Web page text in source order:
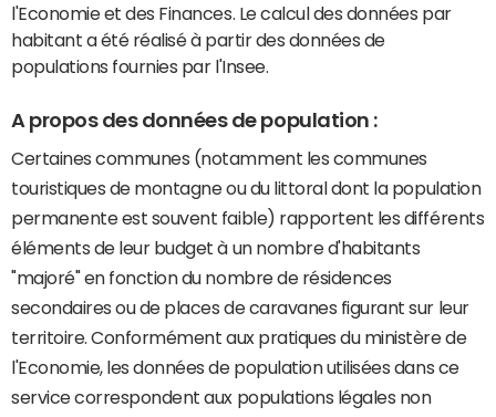
l'Economie et des Finances. Le calcul des données par
habitant a été réalisé à partir des données de
populations fournies par l'Insee.
A propos des données de population :
Certaines communes (notamment les communes
touristiques de montagne ou du littoral dont la population
permanente est souvent faible) rapportent les différents
éléments de leur budget à un nombre d'habitants
"majoré" en fonction du nombre de résidences
secondaires ou de places de caravanes figurant sur leur
territoire. Conformément aux pratiques du ministère de
l'Economie, les données de population utilisées dans ce
service correspondent aux populations légales non